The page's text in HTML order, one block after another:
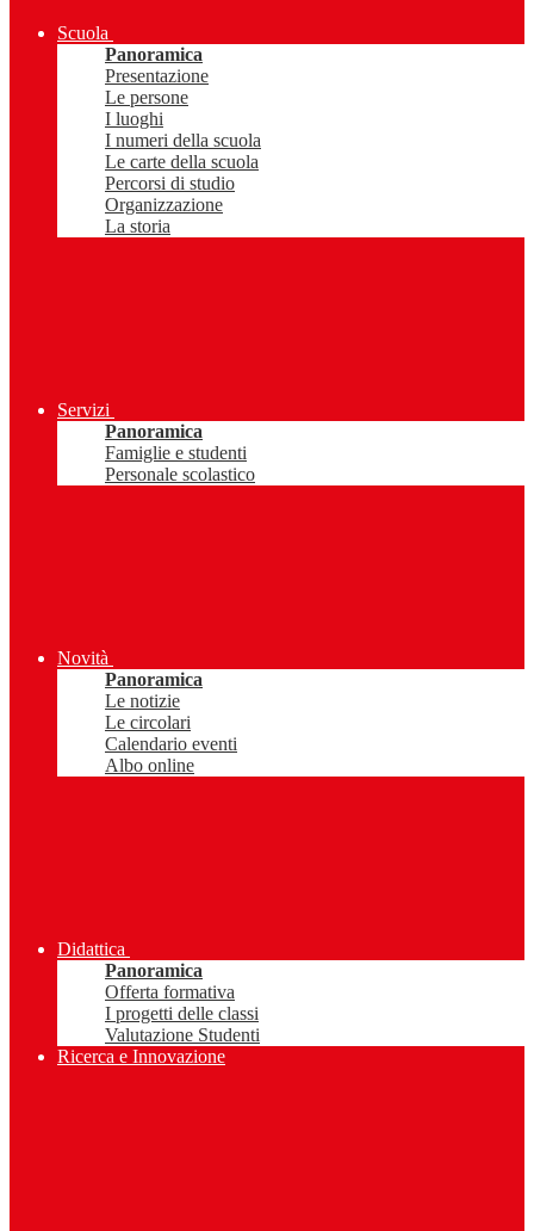
Scuola
Panoramica
Presentazione
Le persone
I luoghi
I numeri della scuola
Le carte della scuola
Percorsi di studio
Organizzazione
La storia
Servizi
Panoramica
Famiglie e studenti
Personale scolastico
Novità
Panoramica
Le notizie
Le circolari
Calendario eventi
Albo online
Didattica
Panoramica
Offerta formativa
I progetti delle classi
Valutazione Studenti
Ricerca e Innovazione